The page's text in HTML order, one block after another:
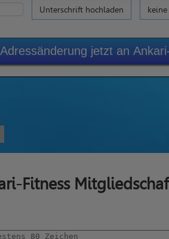
Unterschrift hochladen
Adressänderung jetzt an
Fitness